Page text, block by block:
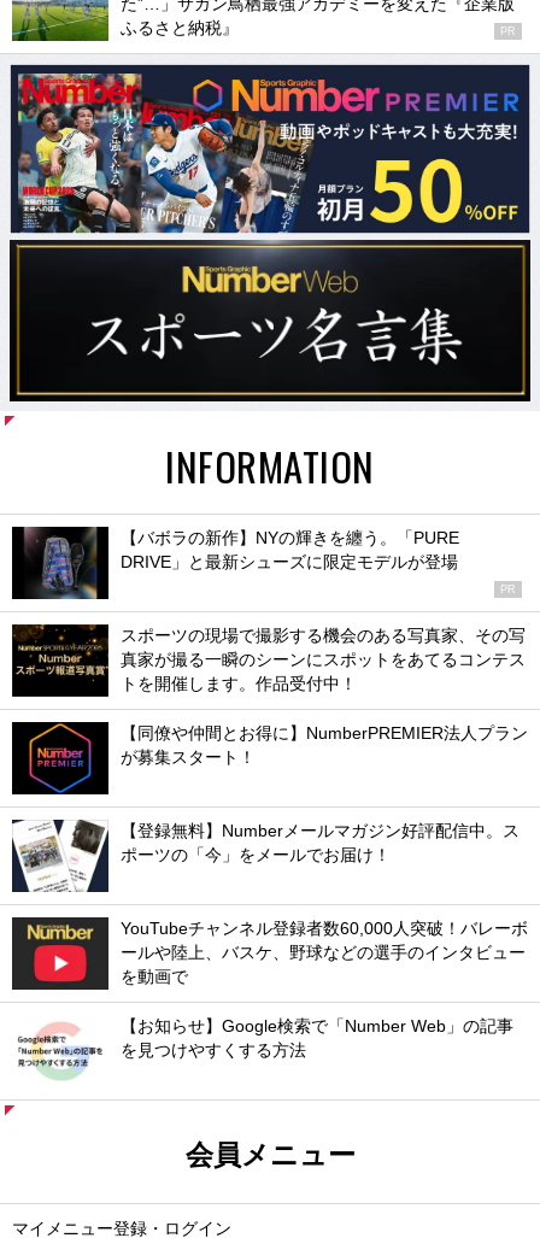
た”…」サガン鳥栖最強アカデミーを変えた『企業版
ふるさと納税』
PR
INFORMATION
【バボラの新作】NYの輝きを纏う。「PURE
DRIVE」と最新シューズに限定モデルが登場
PR
スポーツの現場で撮影する機会のある写真家、その写
真家が撮る一瞬のシーンにスポットをあてるコンテス
トを開催します。作品受付中！
【同僚や仲間とお得に】NumberPREMIER法人プラン
が募集スタート！
【登録無料】Numberメールマガジン好評配信中。ス
ポーツの「今」をメールでお届け！
YouTubeチャンネル登録者数60,000人突破！バレーボ
ールや陸上、バスケ、野球などの選手のインタビュー
を動画で
【お知らせ】Google検索で「Number Web」の記事
を見つけやすくする方法
会員メニュー
マイメニュー登録・ログイン